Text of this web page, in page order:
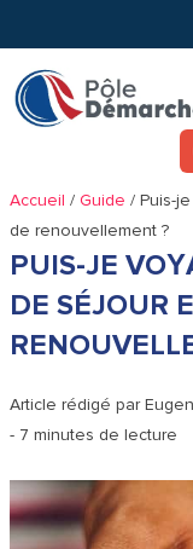
au
contenu
Accueil /Guide /Puis-
de renouvellement ?
PUIS-JE
DE SÉJOUR
Article rédigé par
- 7 minutes de lecture